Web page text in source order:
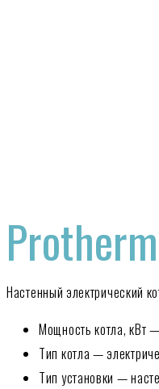
Настенный электрический
Мощность котла, кВт
Тип котла —
Тип установки —